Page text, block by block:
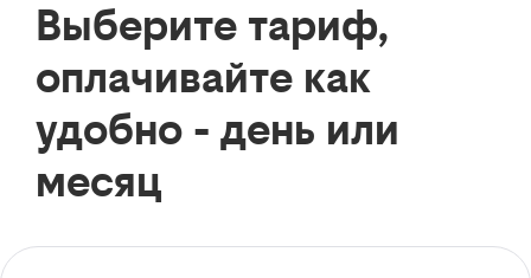
Выберите тариф,
оплачивайте как
удобно - день или
месяц